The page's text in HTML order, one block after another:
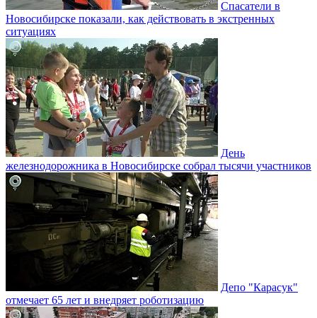
Спасатели в
Новосибирске показали, как действовать в экстренных
ситуациях
День
железнодорожника в Новосибирске собрал тысячи участников
Депо "Карасук"
отмечает 65 лет и внедряет роботизацию